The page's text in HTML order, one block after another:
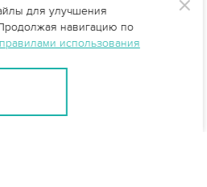
для улучшения
навигацию по
правилами использования